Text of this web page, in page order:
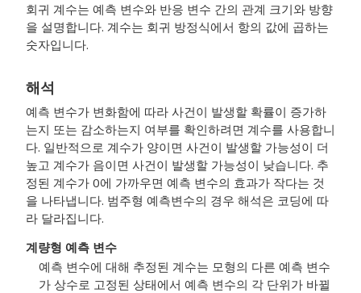
회귀 계수는 예측 변수와 반응 변수 간의 관계 크기와 방향
을 설명합니다. 계수는 회귀 방정식에서 항의 값에 곱하는
숫자입니다.
해석
예측 변수가 변화함에 따라 사건이 발생할 확률이 증가하
는지 또는 감소하는지 여부를 확인하려면 계수를 사용합니
다. 일반적으로 계수가 양이면 사건이 발생할 가능성이 더
높고 계수가 음이면 사건이 발생할 가능성이 낮습니다. 추
정된 계수가 0에 가까우면 예측 변수의 효과가 작다는 것
을 나타냅니다. 범주형 예측변수의 경우 해석은 코딩에 따
라 달라집니다.
계량형 예측 변수
예측 변수에 대해 추정된 계수는 모형의 다른 예측 변수
가 상수로 고정된 상태에서 예측 변수의 각 단위가 바뀔